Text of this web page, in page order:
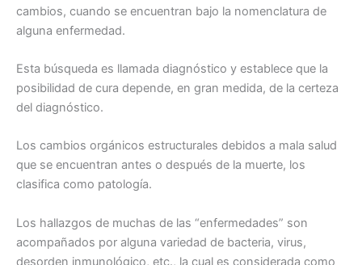
cambios, cuando se encuentran bajo la nomenclatura de
alguna enfermedad.
Esta búsqueda es llamada diagnóstico y establece que la
posibilidad de cura depende, en gran medida, de la certeza
del diagnóstico.
Los cambios orgánicos estructurales debidos a mala salud
que se encuentran antes o después de la muerte, los
clasifica como patología.
Los hallazgos de muchas de las “enfermedades” son
acompañados por alguna variedad de bacteria, virus,
desorden inmunológico, etc., la cual es considerada como